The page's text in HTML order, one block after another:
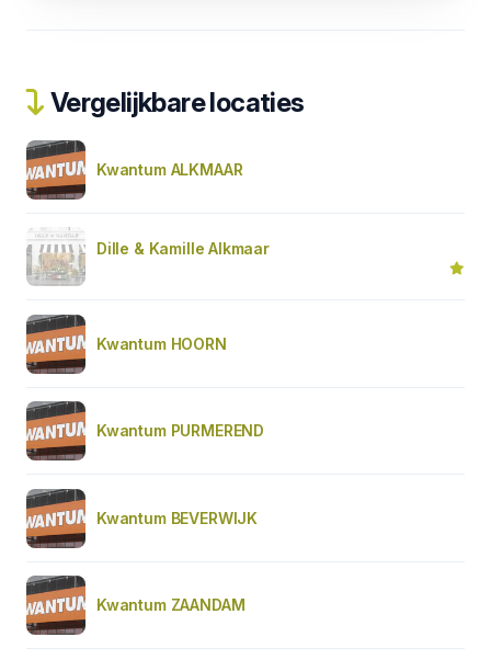
Vergelijkbare locaties
Kwantum ALKMAAR
Dille & Kamille Alkmaar
Kwantum HOORN
Kwantum PURMEREND
Kwantum BEVERWIJK
Kwantum ZAANDAM